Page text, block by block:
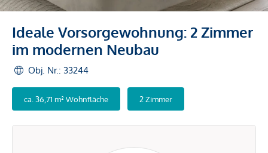
Ideale Vorsorgewohnung: 2 Zimmer
im modernen Neubau
Obj. Nr.: 33244
ca. 36,71 m² Wohnfläche 2 Zimmer